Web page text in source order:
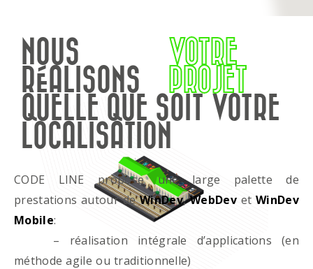
NOUS
RÉALISONS
VOTRE
PROJET
QUELLE QUE SOIT VOTRE
LOCALISATION
CODE LINE propose une large palette de
prestations autour deWinDev,WebDevet WinDev
Mobile:
– réalisation intégrale d’applications (en
méthode agile ou traditionnelle)